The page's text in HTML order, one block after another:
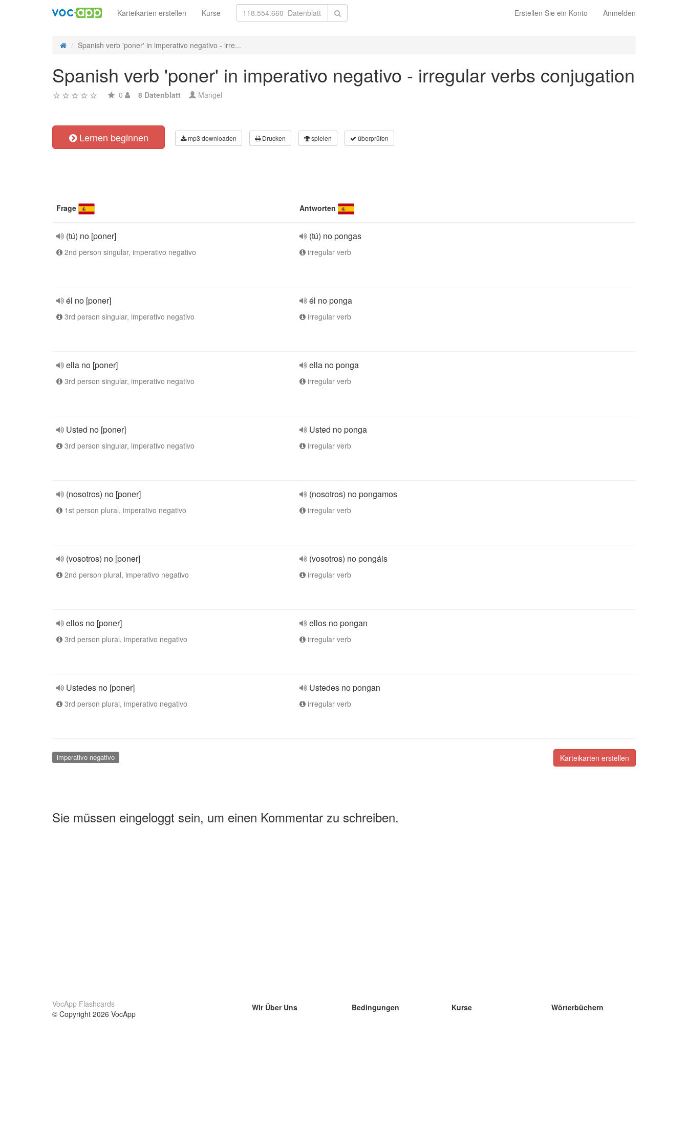
Erstellen Sie ein Konto Anmelden
Karteikarten erstellen Kurse
Spanish verb 'poner' in imperativo negativo - irre...
Spanish verb 'poner' in imperativo negativo - irregular verbs conjugation
0 8 Datenblatt Mangel
Lernen beginnen mp3 downloaden Drucken spielen überprüfen
Frage Antworten
(tú) no [poner]
2nd person singular, imperativo negativo
(tú) no pongas
irregular verb
él no [poner]
3rd person singular, imperativo negativo
él no ponga
irregular verb
ella no [poner]
3rd person singular, imperativo negativo
ella no ponga
irregular verb
Usted no [poner]
3rd person singular, imperativo negativo
Usted no ponga
irregular verb
(nosotros) no [poner]
1st person plural, imperativo negativo
(nosotros) no pongamos
irregular verb
(vosotros) no [poner]
2nd person plural, imperativo negativo
(vosotros) no pongáis
irregular verb
ellos no [poner]
3rd person plural, imperativo negativo
ellos no pongan
irregular verb
Ustedes no [poner]
3rd person plural, imperativo negativo
Ustedes no pongan
irregular verb
Karteikarten erstellen
imperativo negativo
Sie müssen eingeloggt sein, um einen Kommentar zu schreiben.
VocApp Flashcards
© Copyright 2026 VocApp
Wir Über Uns
Bedingungen
Kurse
Wörterbüchern